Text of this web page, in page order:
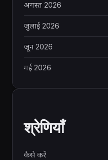
अगस्त 2026
जुलाई 2026
जून 2026
मई 2026
श्रेणियाँ
कैसे करें